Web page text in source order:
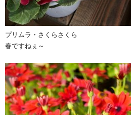
プリムラ・さくらさくら
春ですねぇ～